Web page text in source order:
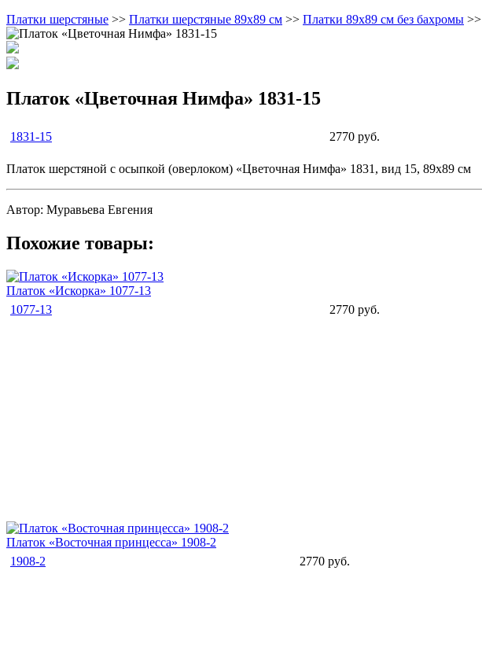
Платки шерстяные >> Платки шерстяные 89х89 см >> Платки 89х89 см без бахромы >>
Платок «Цветочная Нимфа» 1831-15
1831-15 2770 руб.
Платок шерстяной с осыпкой (оверлоком) «Цветочная Нимфа» 1831, вид 15, 89х89 см
Автор: Муравьева Евгения
Похожие товары:
Платок «Искорка» 1077-13
1077-13
2770 руб.
Платок «Восточная принцесса» 1908-2
1908-2
2770 руб.